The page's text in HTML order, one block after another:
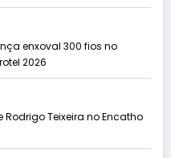
enxoval 300 fios no
2026
Rodrigo Teixeira no Encatho